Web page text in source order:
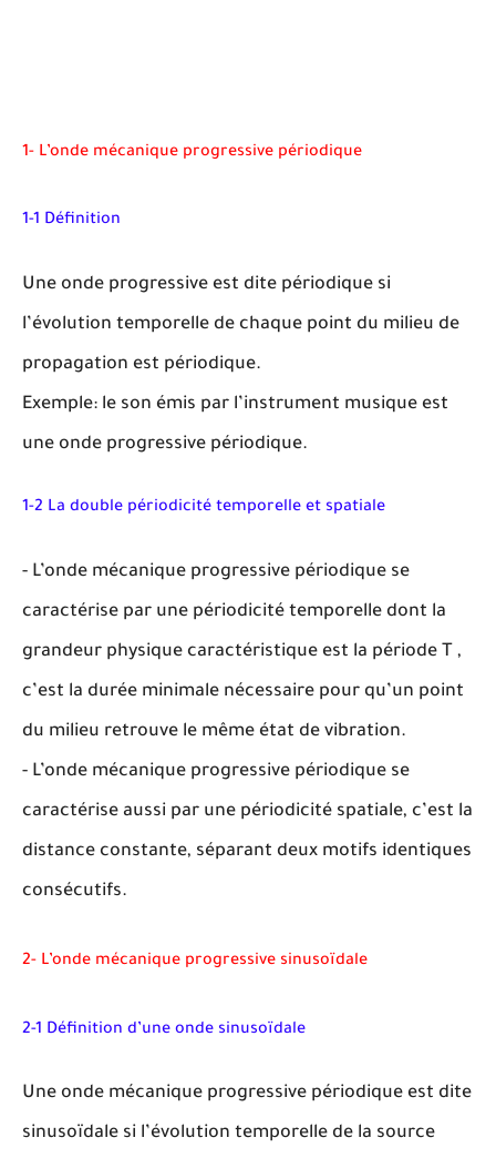
1- L’onde mécanique progressive périodique
1-1 Définition
Une onde progressive est dite périodique si
l’évolution temporelle de chaque point du milieu de
propagation est périodique.
Exemple: le son émis par l’instrument musique est
une onde progressive périodique.
1-2 La double périodicité temporelle et spatiale
- L’onde mécanique progressive périodique se
caractérise par une périodicité temporelle dont la
grandeur physique caractéristique est la période T ,
c’est la durée minimale nécessaire pour qu’un point
du milieu retrouve le même état de vibration.
- L’onde mécanique progressive périodique se
caractérise aussi par une périodicité spatiale, c’est la
distance constante, séparant deux motifs identiques
consécutifs.
2- L’onde mécanique progressive sinusoïdale
2-1 Définition d’une onde sinusoïdale
Une onde mécanique progressive périodique est dite
sinusoïdale si l’évolution temporelle de la source